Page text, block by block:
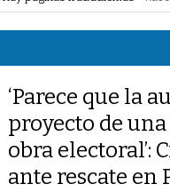
hace 4 horas -
Hay Que Esperar A Que
Acuerdo Los Alcaldes:
Comisión De Movilidad
hace 5 horas -
programadas en
obliga a Lerdo a
las víctimas y contra la tortura
‘Parece que la
proyecto de
obra electoral’:
ante rescate en